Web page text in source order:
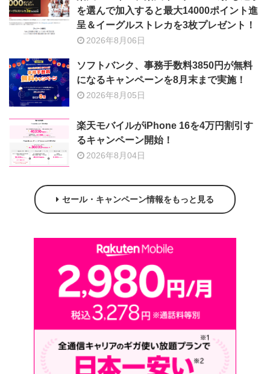
を選んで加入すると最大14000ポイント進
呈＆イーグルストレカを3枚プレゼント！
2026年8月06日
ソフトバンク、事務手数料3850円が無料
になるキャンペーンを8月末まで実施！
2026年8月05日
楽天モバイルがiPhone 16を4万円割引す
るキャンペーン開始！
2026年8月04日
セール・キャンペーン情報をもっと見る